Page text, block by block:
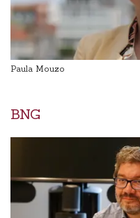
Paula Mouzo
BNG